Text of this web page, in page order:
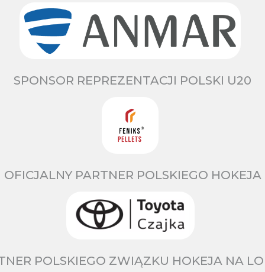
SPONSOR REPREZENTACJI POLSKI U20
OFICJALNY PARTNER POLSKIEGO HOKEJA
POLSKIEGO ZWIĄZKU HOKEJA NA